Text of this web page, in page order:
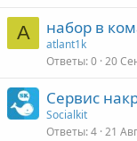
A набор в
atlant1k
Ответы 0 20
Сервис
Socialkit
Ответы 4 21